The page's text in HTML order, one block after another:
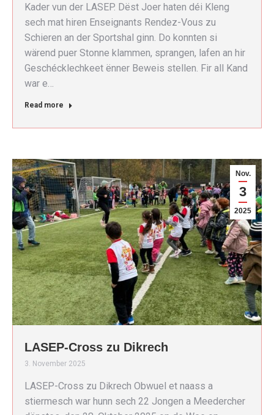
Kader vun der LASEP. Dëst Joer haten déi Kleng
sech mat hiren Enseignants Rendez-Vous zu
Schieren an der Sportshal ginn. Do konnten si
wärend puer Stonne klammen, sprangen, lafen an hir
Geschécklechkeet ënner Beweis stellen. Fir all Kand
war e…
Read more
Nov.
3
2025
LASEP-Cross zu Dikrech
3. November 2025
LASEP-Cross zu Dikrech Obwuel et naass a
stiermesch war hunn sech 22 Jongen a Meedercher